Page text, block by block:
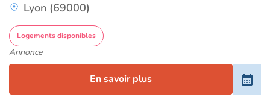
Lyon (69000)
Logements disponibles
Annonce
En savoir plus